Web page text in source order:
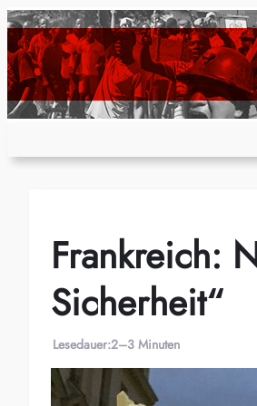
Zum
Inhalt
springen
Frankreich:
Sicherheit“
Lesedauer:2–3 Minuten